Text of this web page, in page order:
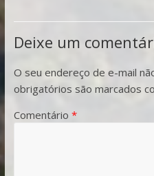
Deixe um
O seu endereço de e-mail
obrigatórios são marcados
Comentário *